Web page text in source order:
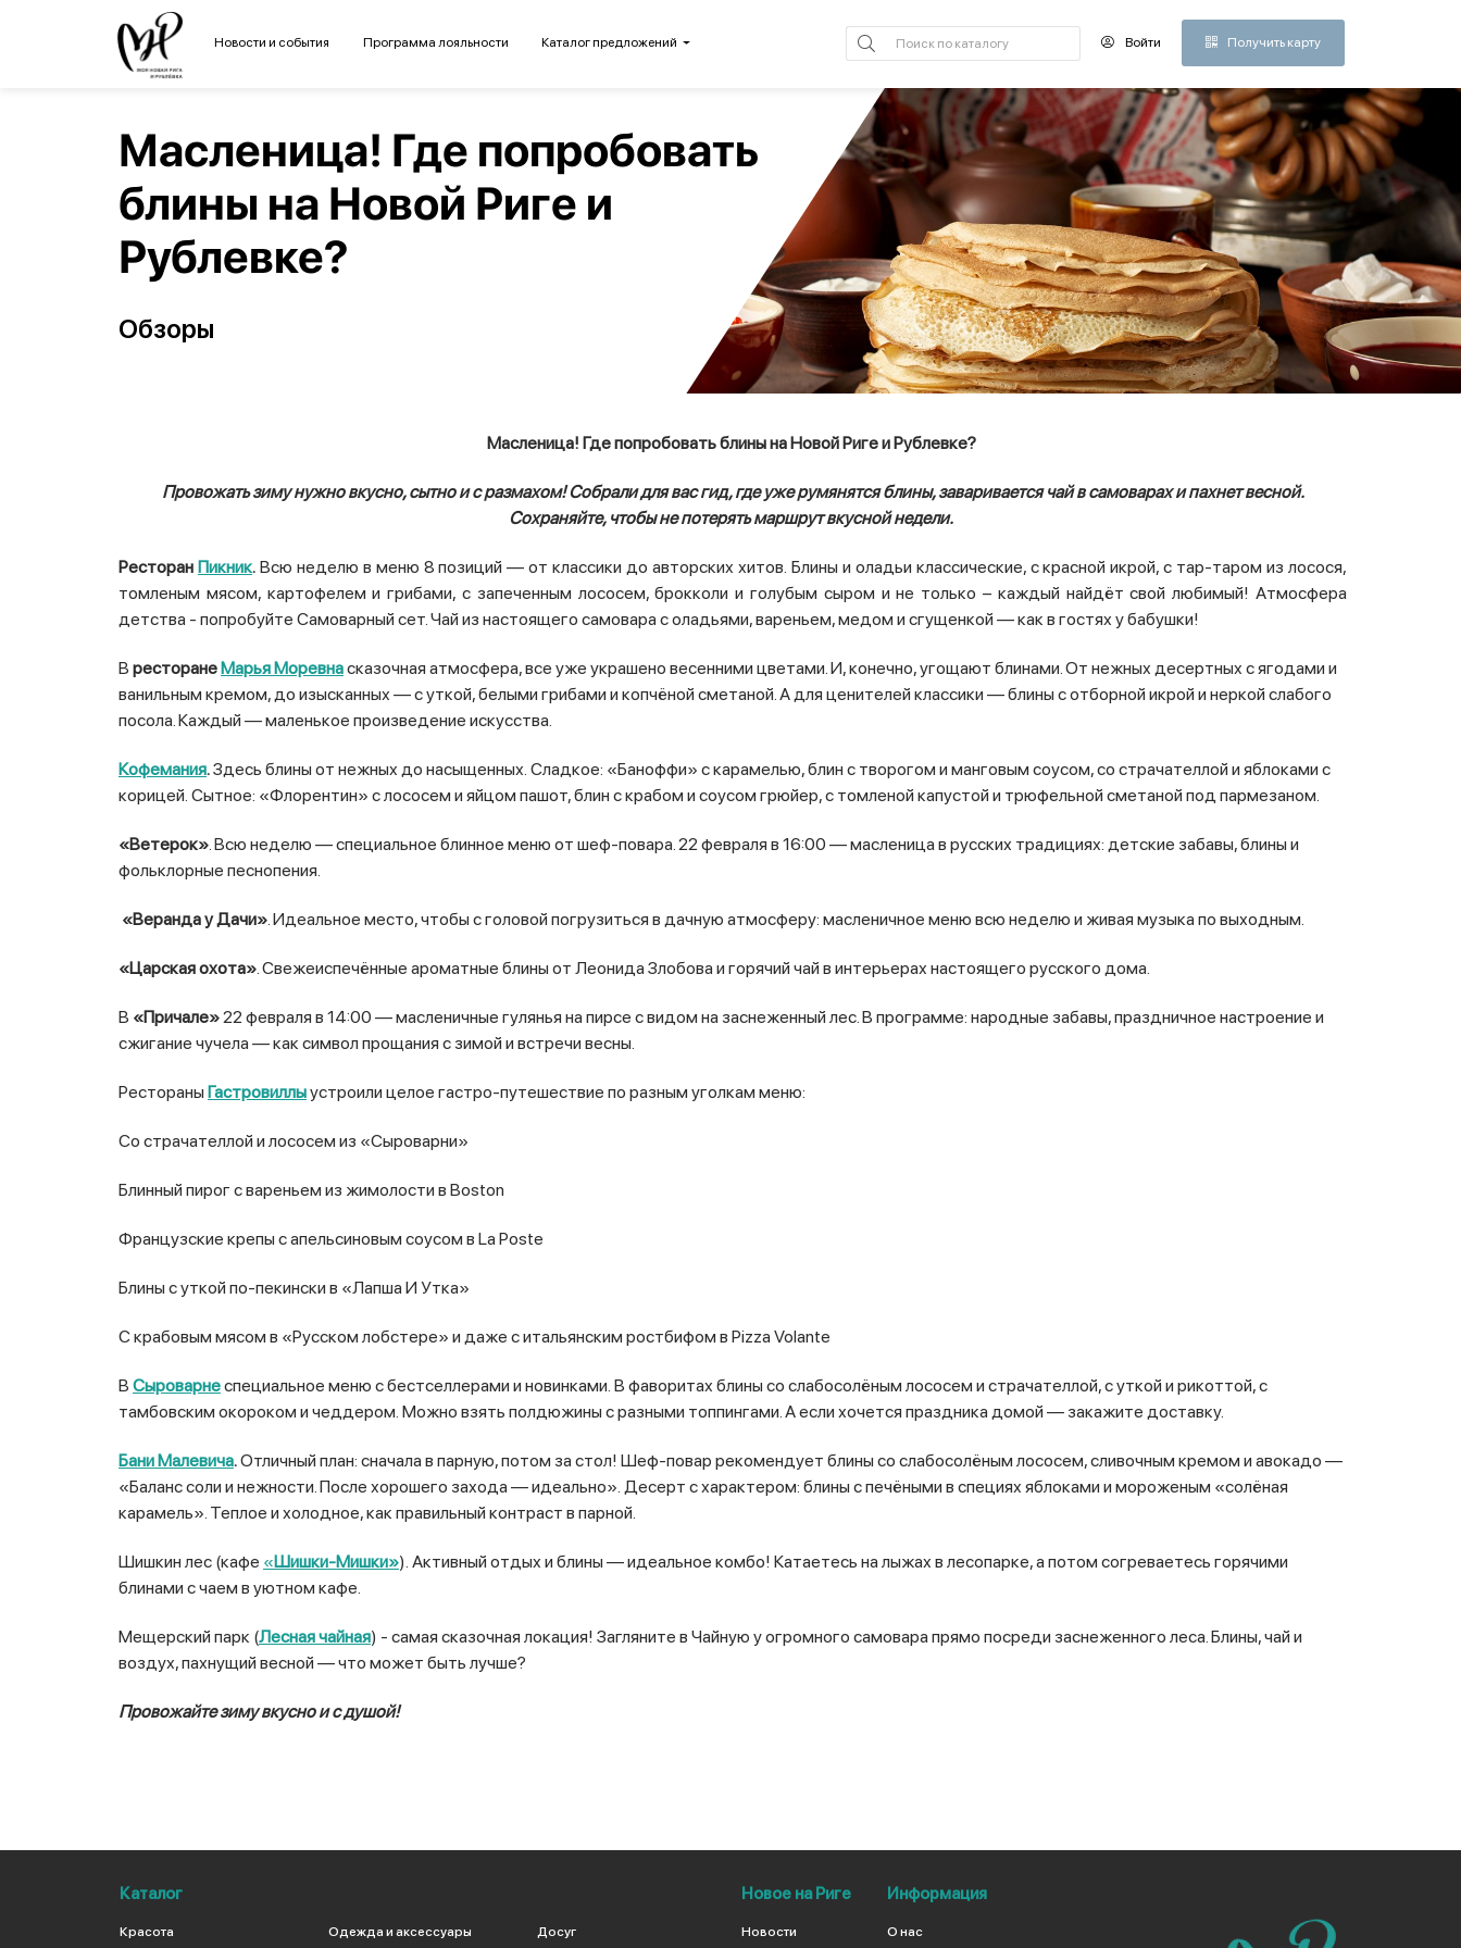
Войти Получить карту
Новости и события Программа лояльности Каталог предложений
Масленица! Где попробовать
блины на Новой Риге и
Рублевке?
Обзоры
Масленица! Где попробовать блины на Новой Риге и Рублевке?
Провожать зиму нужно вкусно, сытно и с размахом!Собрали для вас гид, где уже румянятся блины, заваривается чай в самоварах и пахнет весной.
Сохраняйте, чтобы не потерять маршрут вкусной недели.
Ресторан Пикник.Всю неделю в меню 8 позиций — от классики до авторских хитов. Блины и оладьи классические, с красной икрой, с тар-таром из лосося,
томленым мясом, картофелем и грибами, с запеченным лососем, брокколи и голубым сыром и не только – каждый найдёт свой любимый! Атмосфера
детства - попробуйте Самоварный сет. Чай из настоящего самовара с оладьями, вареньем, медом и сгущенкой — как в гостях у бабушки!
В ресторанеМарья Моревнасказочная атмосфера, все уже украшено весенними цветами. И, конечно, угощают блинами. От нежных десертных с ягодами и
ванильным кремом, до изысканных — с уткой, белыми грибами и копчёной сметаной. А для ценителей классики — блины с отборной икрой и неркой слабого
посола. Каждый — маленькое произведение искусства.
Кофемания.Здесь блины от нежных до насыщенных. Сладкое: «Баноффи» с карамелью, блин с творогом и манговым соусом, со страчателлой и яблоками с
корицей. Сытное: «Флорентин» с лососем и яйцом пашот, блин с крабом и соусом грюйер, с томленой капустой и трюфельной сметаной под пармезаном.
«Ветерок». Всю неделю — специальное блинное меню от шеф-повара. 22 февраля в 16:00 — масленица в русских традициях: детские забавы, блины и
фольклорные песнопения.
«Веранда у Дачи». Идеальное место, чтобы с головой погрузиться в дачную атмосферу: масленичное меню всю неделю и живая музыка по выходным.
«Царская охота». Свежеиспечённые ароматные блины от Леонида Злобова и горячий чай в интерьерах настоящего русского дома.
В «Причале»22 февраля в 14:00 — масленичные гулянья на пирсе с видом на заснеженный лес. В программе: народные забавы, праздничное настроение и
сжигание чучела — как символ прощания с зимой и встречи весны.
Рестораны Гастровиллыустроили целое гастро-путешествие по разным уголкам меню:
Со страчателлой и лососем из «Сыроварни»
Блинный пирог с вареньем из жимолости в Boston
Французские крепы с апельсиновым соусом в La Poste
Блины с уткой по-пекински в «Лапша И Утка»
С крабовым мясом в «Русском лобстере» и даже с итальянским ростбифом в Pizza Volante
В Сыроварнеспециальное меню с бестселлерами и новинками. В фаворитах блины со слабосолёным лососем и страчателлой, с уткой и рикоттой, с
тамбовским окороком и чеддером. Можно взять полдюжины с разными топпингами. А если хочется праздника домой — закажите доставку.
Бани Малевича.Отличный план: сначала в парную, потом за стол! Шеф-повар рекомендует блины со слабосолёным лососем, сливочным кремом и авокадо —
«Баланс соли и нежности. После хорошего захода — идеально». Десерт с характером: блины с печёными в специях яблоками и мороженым «солёная
карамель». Теплое и холодное, как правильный контраст в парной.
Шишкин лес (кафе «Шишки-Мишки»). Активный отдых и блины — идеальное комбо! Катаетесь на лыжах в лесопарке, а потом согреваетесь горячими
блинами с чаем в уютном кафе.
Мещерский парк (Лесная чайная) - самая сказочная локация! Загляните в Чайную у огромного самовара прямо посреди заснеженного леса. Блины, чай и
воздух, пахнущий весной — что может быть лучше?
Провожайте зиму вкусно и с душой!
Каталог
Красота Одежда и аксессуары Досуг
Новое на Риге
Новости
Информация
О нас